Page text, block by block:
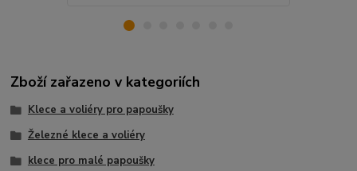
Zboží zařazeno v kategoriích
Klece a voliéry pro papoušky
Železné klece a voliéry
klece pro malé papoušky